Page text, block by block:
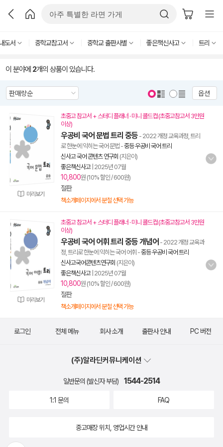
도서 중학교참고서 중학교 출판사별 좋은책신사고 트리
이 분야에 2개의 상품이 있습니다.
옵션
미리보기
초중고 참고서 + 스터디 플래너 · 미니 콜드컵 (초중고참고서 3만원
이상)
우공비 국어 문법 트리 중등 - 2022 개정 교육과정, 트리
로 한눈에 익히는 국어 문법 -중등 우공비 국어 트리
신사고 국어 콘텐츠 연구회 (지은이)
좋은책신사고| 2025년 07월
10,800원 (10% 할인 / 600원)
절판
책소개페이지에서 분철 선택 가능
미리보기
초중고 참고서 + 스터디 플래너 · 미니 콜드컵 (초중고참고서 3만원
이상)
우공비 국어 어휘 트리 중등 개념어 - 2022 개정 교육과
정, 트리로 한눈에 익히는 국어 어휘 -중등 우공비 국어 트리
신사고국어콘텐츠연구회 (지은이)
좋은책신사고| 2025년 07월
10,800원 (10% 할인 / 600원)
절판
책소개페이지에서 분철 선택 가능
로그인 전체 메뉴 회사 소개 출판사 안내 PC 버전
(주)알라딘커뮤니케이션
일반문의 (발신자 부담) 1544-2514
1:1 문의 FAQ
중고매장 위치, 영업시간 안내